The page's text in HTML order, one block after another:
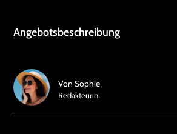
Angebotsbeschreibung
Von Sophie
Redakteurin